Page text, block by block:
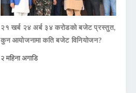
२१ खर्ब २४ अर्ब ३४ करोडको बजेट प्रस्तुत,
कुन आयोजनामा कति बजेट विनियोजन?
२ महिना अगाडि